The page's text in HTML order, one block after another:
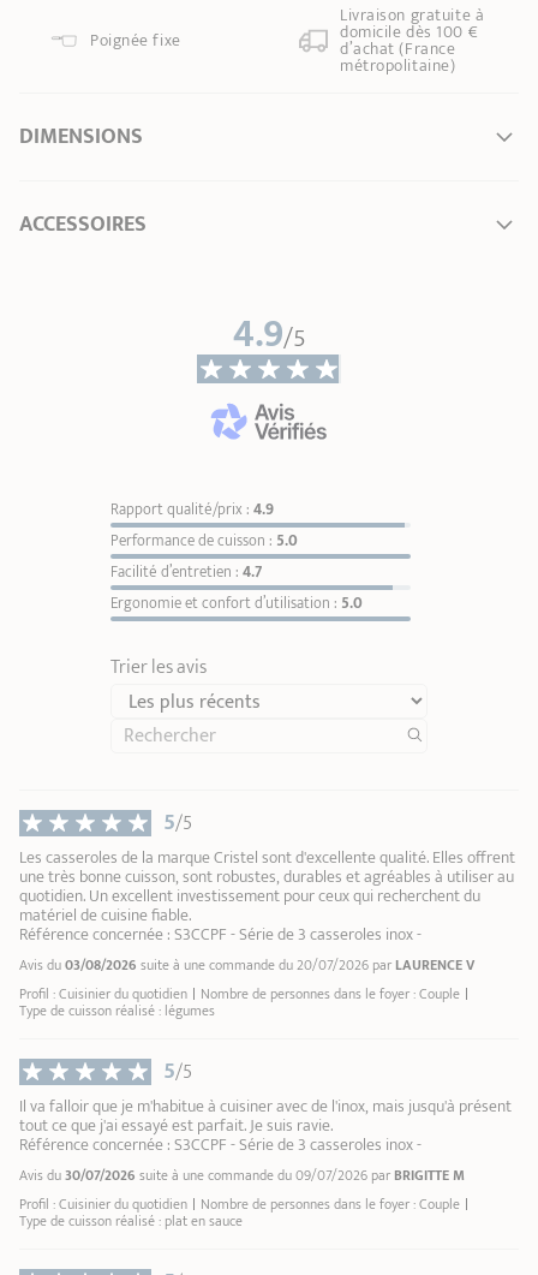
Poignée fixe
Livraison gratuite à
domicile dès 100 €
d’achat (France
métropolitaine)
DIMENSIONS
ACCESSOIRES
Couvercle brillant
Castel'Pro® fixe
1
2
3
4
7
8
9
10
Ø 14 cm
Ø 14 cm
Ø 16 cm
Ø 18 cm
Ø 20 cm
Ø 28 cm
Ø 12 cm
Ø 9 cm
Ø 26 cm
Ø 10 cm
21,00 €
Couvercle en verre bombé
Castel'Pro® fixe
8
9
10
Ø 28 cm
Ø 30 cm
Ø 32 cm
Ø 34 cm
4.9/5
Rapport qualité/prix :4.9
Performance de cuisson : 5.0
Facilité d’entretien :4.7
Ergonomie et confort d’utilisation : 5.0
Trier les avis
5/5
Les casseroles de la marque Cristel sont d'excellente qualité. Elles offrent
une très bonne cuisson, sont robustes, durables et agréables à utiliser au
quotidien. Un excellent investissement pour ceux qui recherchent du
matériel de cuisine fiable.
Référence concernée : S3CCPF - Série de 3 casseroles inox -
Avis du03/08/2026 suite à une commande du 20/07/2026 par LAURENCE V
Profil : Cuisinier du quotidien Nombre de personnes dans le foyer : Couple
Type de cuisson réalisé : légumes
5/5
Il va falloir que je m'habitue à cuisiner avec de l'inox, mais jusqu'à présent
tout ce que j'ai essayé est parfait. Je suis ravie.
Référence concernée : S3CCPF - Série de 3 casseroles inox -
Avis du30/07/2026 suite à une commande du 09/07/2026 par BRIGITTE M
Profil : Cuisinier du quotidien Nombre de personnes dans le foyer : Couple
Type de cuisson réalisé : plat en sauce